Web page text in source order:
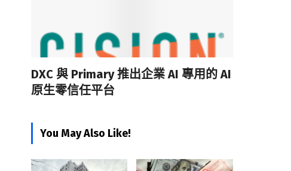
DXC 與 Primary 推出企業 AI 專用的 AI
原生零信任平台
You May Also Like!